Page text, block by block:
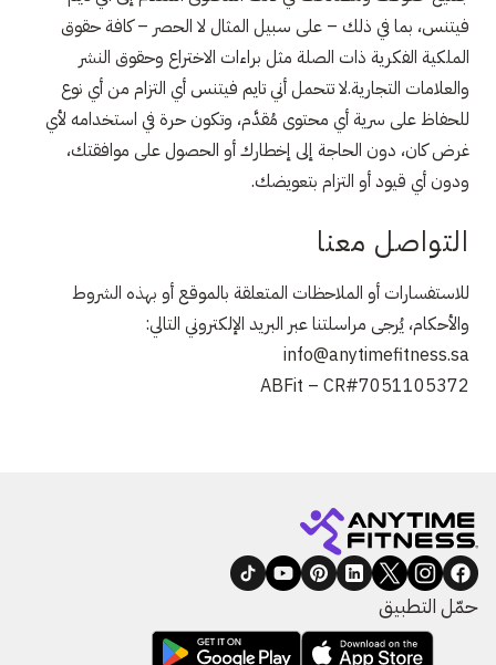
فيتنس، بما في ذلك – على سبيل المثال لا الحصر – كافة حقوق
الملكية الفكرية ذات الصلة مثل براءات الاختراع وحقوق النشر
والعلامات التجارية.لا تتحمل أني تايم فيتنس أي التزام من أي نوع
للحفاظ على سرية أي محتوى مُقدَّم، وتكون حرة في استخدامه لأي
غرض كان، دون الحاجة إلى إخطارك أو الحصول على موافقتك،
ودون أي قيود أو التزام بتعويضك.
التواصل معنا
للاستفسارات أو الملاحظات المتعلقة بالموقع أو بهذه الشروط
والأحكام، يُرجى مراسلتنا عبر البريد الإلكتروني التالي:
info@anytimefitness.sa
ABFit – CR#7051105372
حمّل التطبيق